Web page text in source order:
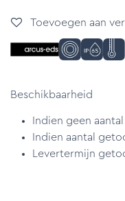
Toevoegen aan
Beschikbaarheid
Indien geen
Indien aantal
Levertermijn